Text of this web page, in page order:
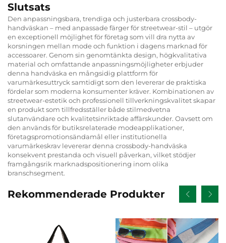
Slutsats
Den anpassningsbara, trendiga och justerbara crossbody-
handväskan – med anpassade färger för streetwear-stil – utgör
en exceptionell möjlighet för företag som vill dra nytta av
korsningen mellan mode och funktion i dagens marknad för
accessoarer. Genom sin genomtänkta design, högkvalitativa
material och omfattande anpassningsmöjligheter erbjuder
denna handväska en mångsidig plattform för
varumärkesuttryck samtidigt som den levererar de praktiska
fördelar som moderna konsumenter kräver. Kombinationen av
streetwear-estetik och professionell tillverkningskvalitet skapar
en produkt som tillfredsställer både stilmedvetna
slutanvändare och kvalitetsinriktade affärskunder. Oavsett om
den används för butiksrelaterade modeapplikationer,
företagspromotionsändamål eller institutionella
varumärkeskrav levererar denna crossbody-handväska
konsekvent prestanda och visuell påverkan, vilket stödjer
framgångsrik marknadspositionering inom olika
branschsegment.
Rekommenderade Produkter